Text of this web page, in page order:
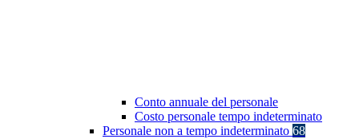
Conto annuale del personale
Costo personale tempo indeterminato
Personale non a tempo indeterminato 68